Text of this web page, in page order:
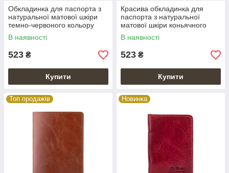
Обкладинка для паспорта з
натуральної матової шкіри
темно-червоного кольору
В наявності
523 ₴
Купити
Красива обкладинка для
паспорта з натуральної
матової шкіри коньячного
кольору
В наявності
523 ₴
Купити
Топ продажів Новинка